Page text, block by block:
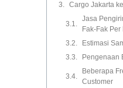
Cargo Jakarta
Jasa
Fak-Fak
Estimasi
Pengenaan
Beberapa
Customer